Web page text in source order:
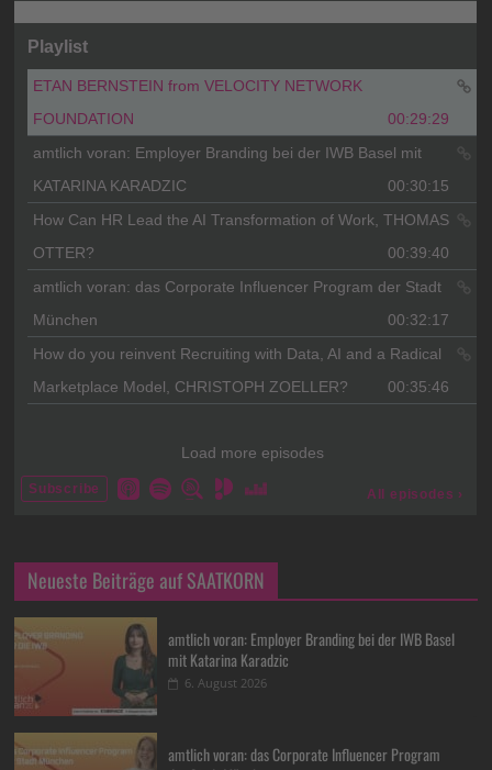
Neueste Beiträge auf SAATKORN
amtlich voran: Employer Branding bei der IWB Basel
mit Katarina Karadzic
6. August 2026
amtlich voran: das Corporate Influencer Program